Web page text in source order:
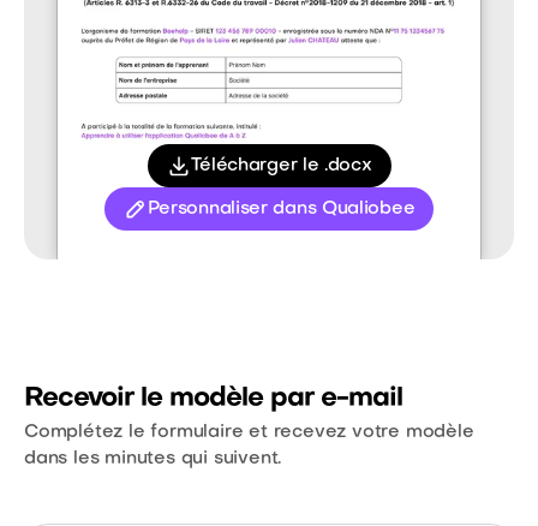
Télécharger le .docx
Personnaliser dans Qualiobee
Recevoir le modèle par e-mail
Complétez le formulaire et recevez votre modèle
dans les minutes qui suivent.